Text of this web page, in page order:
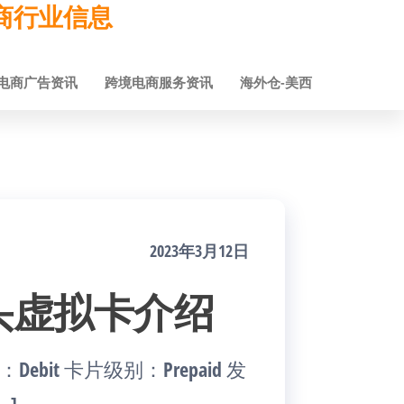
行业信息
商广告资讯 跨境电商服务资讯 海外仓-美西
2023年3月12日
虚拟卡介绍
Debit 卡片级别：Prepaid 发